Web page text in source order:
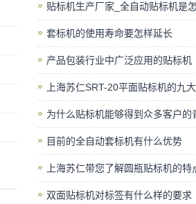
贴标机生产厂家_全自动贴标机是
套标机的使用寿命要怎样延长
产品包装行业中广泛应用的贴标机
上海苏仁SRT-20平面贴标机的九
为什么贴标机能够得到众多客户的
目前的全自动套标机有什么优势
上海苏仁带您了解圆瓶贴标机的特
双面贴标机对标签有什么样的要求